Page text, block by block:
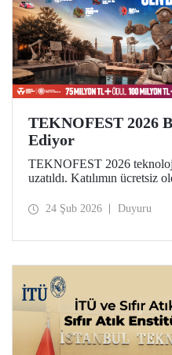
TEKNOFEST 2026
Ediyor
TEKNOFEST 2026
uzatıldı. Katılımın ücretsiz
teknoloji festivali
24 Şub 2026 Duyuru